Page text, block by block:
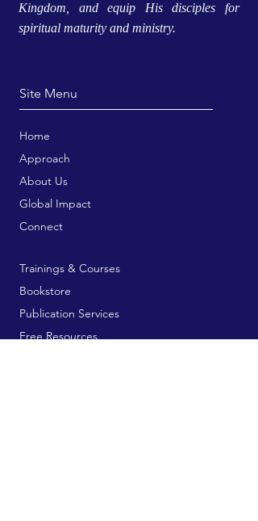
Kingdom, and equip His disciples for
spiritual maturity and ministry.
Site Menu
Home
Approach
About Us
Global Impact
Connect
Trainings & Courses
Bookstore
Publication Services
Free Resources